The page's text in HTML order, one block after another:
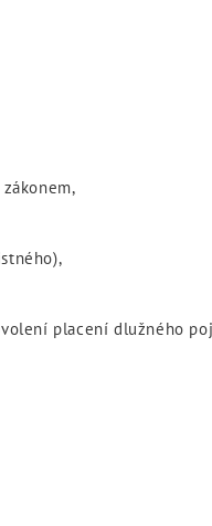
placení dlužného